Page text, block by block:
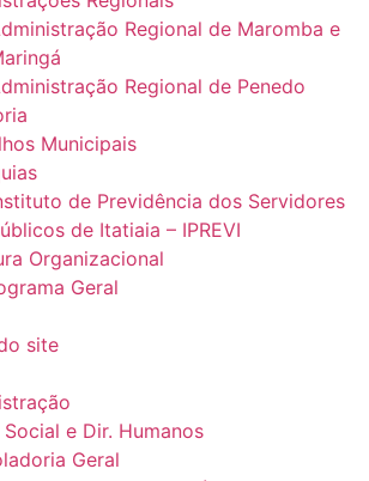
Regional de Maromba e
Regional de Penedo
Municipais
de Previdência dos Servidores
de Itatiaia – IPREVI
Organizacional
Geral
site
e Dir. Humanos
Geral